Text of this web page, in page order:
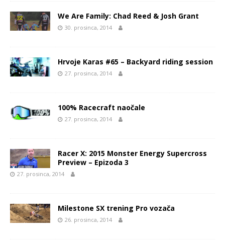
We Are Family: Chad Reed & Josh Grant
30. prosinca, 2014
Hrvoje Karas #65 – Backyard riding session
27. prosinca, 2014
100% Racecraft naočale
27. prosinca, 2014
Racer X: 2015 Monster Energy Supercross
Preview – Epizoda 3
27. prosinca, 2014
Milestone SX trening Pro vozača
26. prosinca, 2014